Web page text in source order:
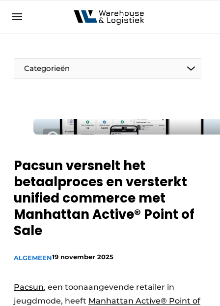
NL EN
Categorieën
Pacsun versnelt het
betaalproces en versterkt
unified commerce met
Manhattan Active® Point of
Sale
ALGEMEEN19 november 2025
Pacsun, een toonaangevende retailer in
jeugdmode, heeft Manhattan Active® Point of